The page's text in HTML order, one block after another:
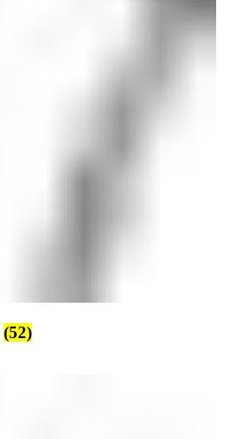
(52)